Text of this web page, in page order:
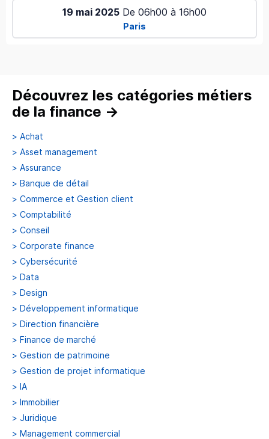
19 mai 2025 De 06h00 à 16h00
Paris
Découvrez les catégories métiers
de la finance →
> Achat
> Asset management
> Assurance
> Banque de détail
> Commerce et Gestion client
> Comptabilité
> Conseil
> Corporate finance
> Cybersécurité
> Data
> Design
> Développement informatique
> Direction financière
> Finance de marché
> Gestion de patrimoine
> Gestion de projet informatique
> IA
> Immobilier
> Juridique
> Management commercial